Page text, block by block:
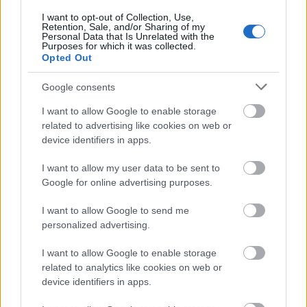
I want to opt-out of Collection, Use,
Retention, Sale, and/or Sharing of my
Personal Data that Is Unrelated with the
Purposes for which it was collected.
Opted Out
Google consents
I want to allow Google to enable storage
related to advertising like cookies on web or
device identifiers in apps.
I want to allow my user data to be sent to
Google for online advertising purposes.
I want to allow Google to send me
personalized advertising.
I want to allow Google to enable storage
related to analytics like cookies on web or
device identifiers in apps.
A kriptopiacok működése terén a legfontosabb egy
megbízható fizetési rendszer kialakítása volt az
egyik kihívás, amely kizárja, hogy akár a vevő, akár
az eladó csalni tudjon. A rendszer három oldalról
szorul bizalomra: bizalom a vevő és az eladó között,
a bűnüldözés elkerülése iránti bizalom, valamint az
üzemeltetők bizalom a tranzakció őszinte
lebonyolításában. Ehhez a PayPaléhoz hasonló letéti
elindítása után a vásárolt termék ellenértékét a Silk
Road letétben őrizte meg, és csak akkor került
eső része – vagyis az illegális javak kézbesítése –
sikeresen lezárult. Ekkor az oldal egyik
hozzájárult, hogy az eladó megkapja a pénzt. Vagyis
az első kritériumot sikerült megoldani.
A rendszer hiányosság a másik két kritériumnak való